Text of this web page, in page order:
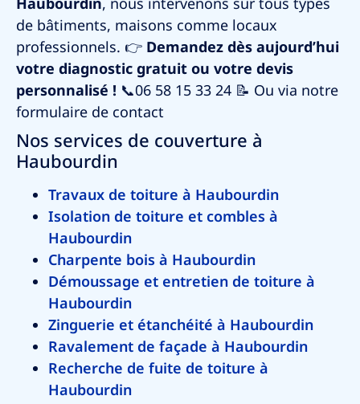
de bâtiments, maisons comme locaux
professionnels. 👉 Demandez dès aujourd’hui
votre diagnostic gratuit ou votre devis
personnalisé ! 📞06 58 15 33 24 📝 Ou via notre
formulaire de contact
Nos services de couverture à
Haubourdin
Travaux de toiture à Haubourdin
Isolation de toiture et combles à
Haubourdin
Charpente bois à Haubourdin
Démoussage et entretien de toiture à
Haubourdin
Zinguerie et étanchéité à Haubourdin
Ravalement de façade à Haubourdin
Recherche de fuite de toiture à
Haubourdin